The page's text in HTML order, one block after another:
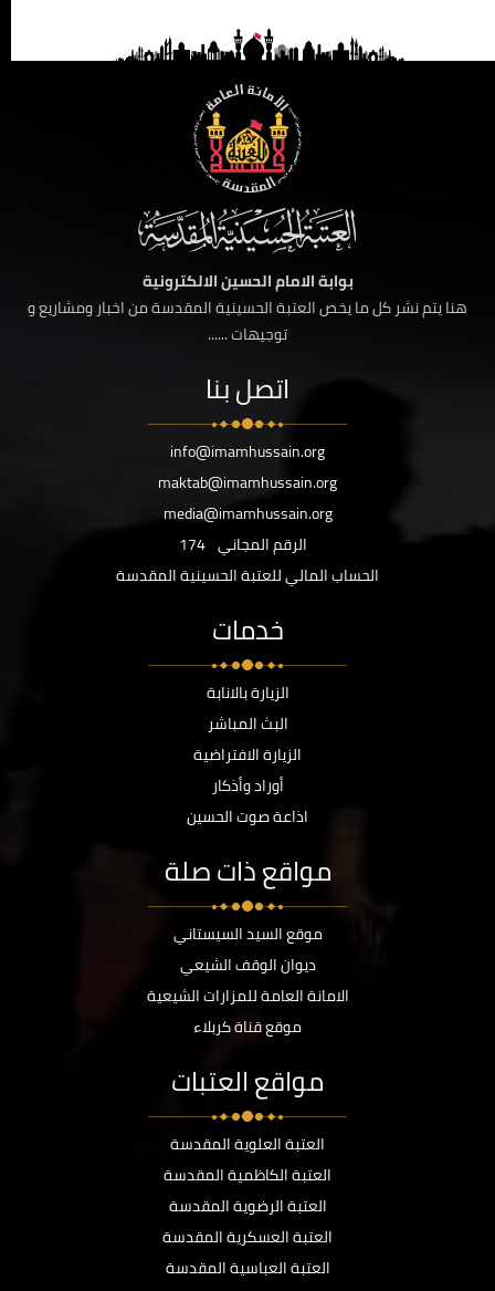
بوابة الامام الحسين الالكترونية
هنا يتم نشر كل ما يخص العتبة الحسينية المقدسة من اخبار ومشاريع و
توجيهات ......
اتصل بنا
info@imamhussain.org
maktab@imamhussain.org
media@imamhussain.org
الرقم المجاني 174
الحساب المالي للعتبة الحسينية المقدسة
خدمات
الزيارة بالانابة
البث المباشر
الزيارة الافتراضية
أوراد وأذكار
اذاعة صوت الحسين
مواقع ذات صلة
موقع السيد السيستاني
ديوان الوقف الشيعي
الامانة العامة للمزارات الشيعية
موقع قناة كربلاء
مواقع العتبات
العتبة العلوية المقدسة
العتبة الكاظمية المقدسة
العتبة الرضوية المقدسة
العتبة العسكرية المقدسة
العتبة العباسية المقدسة